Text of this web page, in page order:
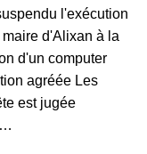
l'exécution
d'Alixan à la
d'un computer
agréée Les
est jugée
…